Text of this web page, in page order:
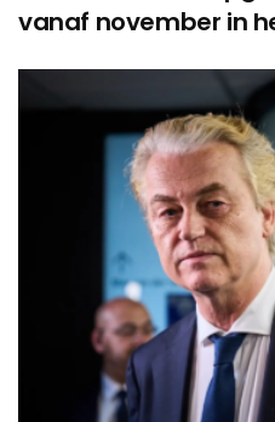
vanaf november in